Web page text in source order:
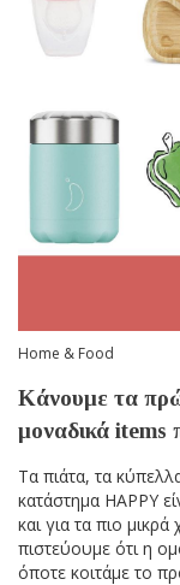
Home & Food
Κάνουμε τα
μοναδικά items
Τα πιάτα, τα
κατάστημα HAPPY
και για τα πιο
πιστεύουμε ότι η
όποτε κοιτάμε το